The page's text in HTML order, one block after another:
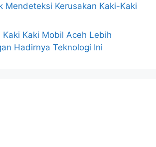
Mendeteksi Kerusakan Kaki-Kaki
Kaki Kaki Mobil Aceh Lebih
Hadirnya Teknologi Ini